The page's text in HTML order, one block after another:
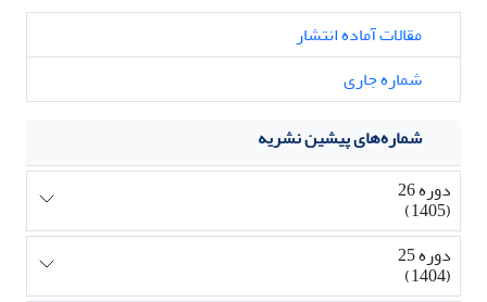
مقالات آماده انتشار
شماره جاری
شماره‌های پیشین نشریه
دوره 26
(1405)
دوره 25
(1404)